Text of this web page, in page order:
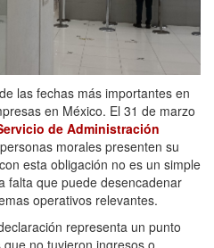
las fechas más importantes en
en México. El 31 de marzo
de Administración
morales presenten su
esta obligación no es un simple
falta que puede desencadenar
operativos relevantes.
representa un punto
no tuvieron ingresos o